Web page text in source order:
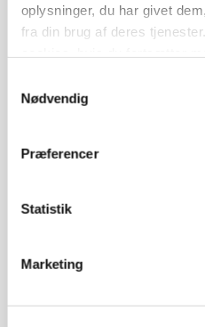
oplysninger, du har givet
fra din brug af deres
Nødvendig
Præferencer
Statistik
Marketing
PLANTER
Før såmaskinen kører: